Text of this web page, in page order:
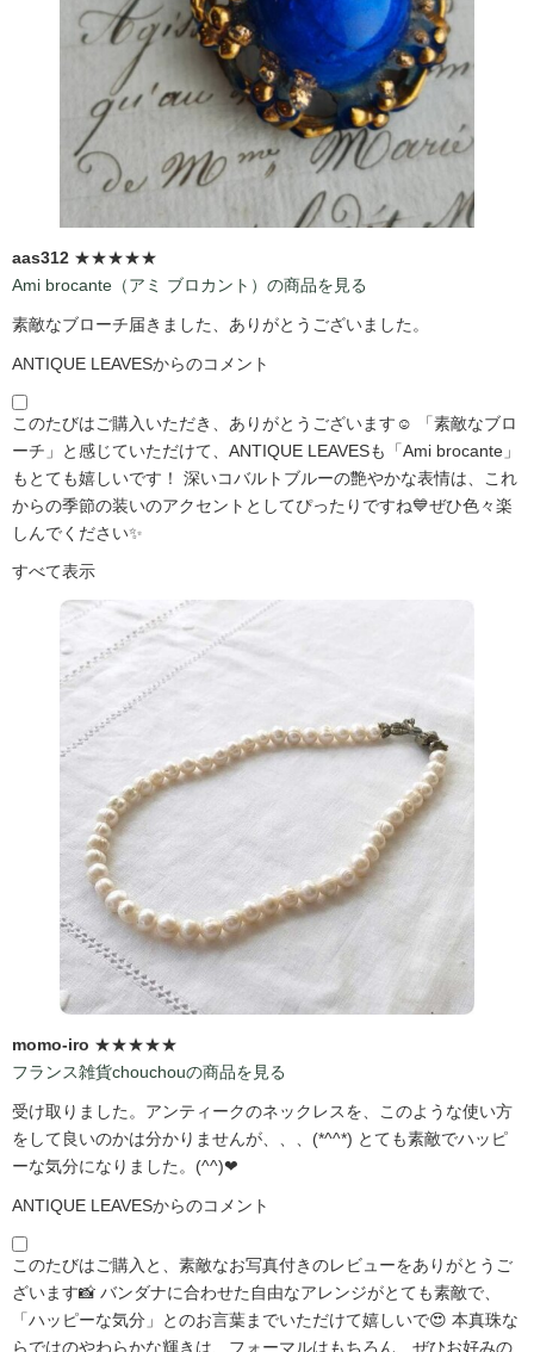
aas312 ★★★★★
Ami brocante（アミ ブロカント）の商品を見る
素敵なブローチ届きました、ありがとうございました。
ANTIQUE LEAVESからのコメント
このたびはご購入いただき、ありがとうございます☺️ 「素敵なブロ
ーチ」と感じていただけて、ANTIQUE LEAVESも「Ami brocante」
もとても嬉しいです！ 深いコバルトブルーの艶やかな表情は、これ
からの季節の装いのアクセントとしてぴったりですね💙ぜひ色々楽
しんでください✨
すべて表示
momo-iro ★★★★★
フランス雑貨chouchouの商品を見る
受け取りました。アンティークのネックレスを、このような使い方
をして良いのかは分かりませんが、、、(*^^*) とても素敵でハッピ
ーな気分になりました。(^^)❤
ANTIQUE LEAVESからのコメント
このたびはご購入と、素敵なお写真付きのレビューをありがとうご
ざいます📸 バンダナに合わせた自由なアレンジがとても素敵で、
「ハッピーな気分」とのお言葉までいただけて嬉しいで😍 本真珠な
らではのやわらかな輝きは、フォーマルはもちろん、ぜひお好みの